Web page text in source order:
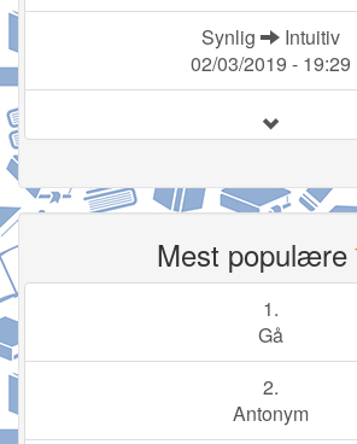
Synlig
Intuitiv
02/03/2019 - 19:29
Mest populære
1.
Gå
2.
Antonym